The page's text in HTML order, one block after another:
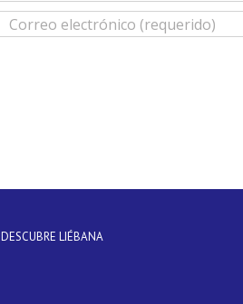
DESCUBRE LIÉBANA